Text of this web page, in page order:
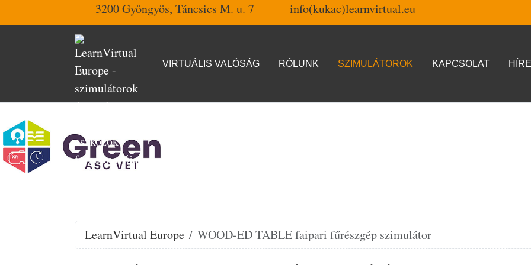
3200 Gyöngyös, Táncsics M. u. 7 info(kukac)learnvirtual.eu
VIRTUÁLIS VALÓSÁG RÓLUNK SZIMULÁTOROK KAPCSOLAT
LearnVirtual Europe WOOD-ED TABLE faipari fűrészgép szimulátor